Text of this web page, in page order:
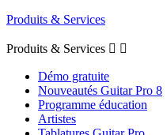
Produits & Services
Produits & Services  
Démo gratuite
Nouveautés Guitar Pro 8
Programme éducation
Artistes